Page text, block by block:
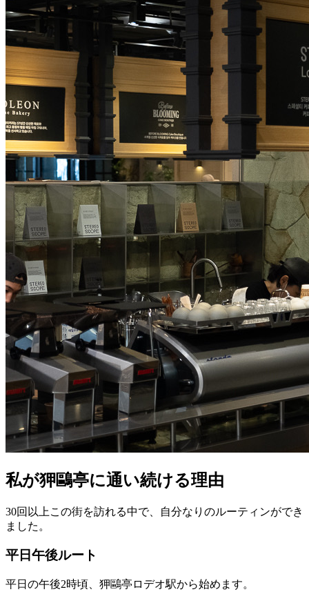
私が狎鷗亭に通い続ける理由
30回以上この街を訪れる中で、自分なりのルーティンができ
ました。
平日午後ルート
平日の午後2時頃、狎鷗亭ロデオ駅から始めます。